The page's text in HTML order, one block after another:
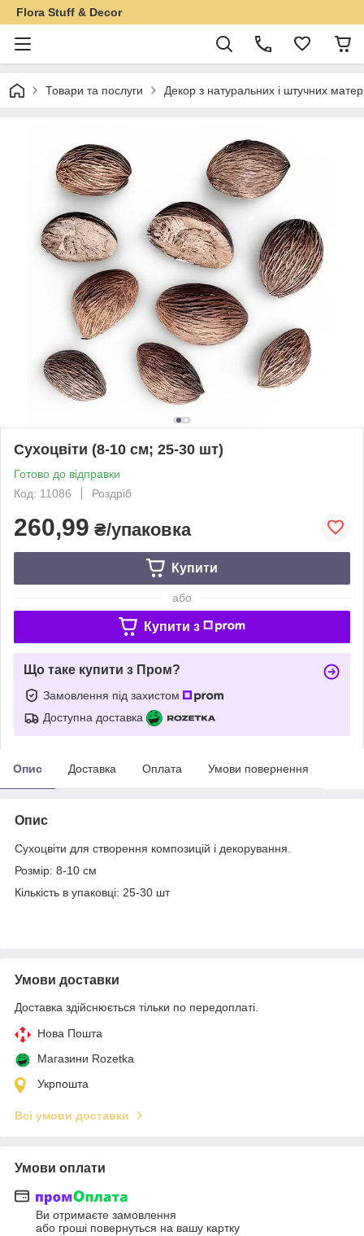
Flora Stuff & Decor
Товари та послуги Декор з натуральних і штучних
Сухоцвіти (8-10 см; 25-30 шт)
Готово до відправки
Код: 11086
Роздріб
260,99 ₴/упаковка
Купити
або
Купити з
Що таке купити з Пром?
Замовлення під захистом
Доступна доставка
Опис Доставка Оплата Умови повернення
Опис
Сухоцвіти для створення композицій і декорування.
Розмір: 8-10 см
Кількість в упаковці: 25-30 шт
Умови доставки
Доставка здійснюється тільки по передоплаті.
Нова Пошта
Магазини Rozetka
Укрпошта
Всі умови доставки
Умови оплати
Ви отримаєте замовлення
або гроші повернуться на вашу картку